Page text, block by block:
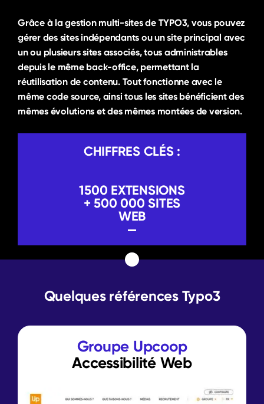
Grâce à la gestion multi-sites de TYPO3, vous pouvez
gérer des sites indépendants ou un site principal avec
un ou plusieurs sites associés, tous administrables
depuis le même back-office, permettant la
réutilisation de contenu. Tout fonctionne avec le
même code source, ainsi tous les sites bénéficient des
mêmes évolutions et des mêmes montées de version.
CHIFFRES CLÉS :
1500 EXTENSIONS
+ 500 000 SITES
WEB
Quelques références Typo3
Groupe Upcoop
Accessibilité Web